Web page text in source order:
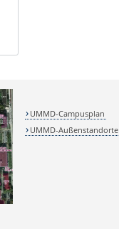
UMMD-Campusplan
UMMD-Außenstandorte